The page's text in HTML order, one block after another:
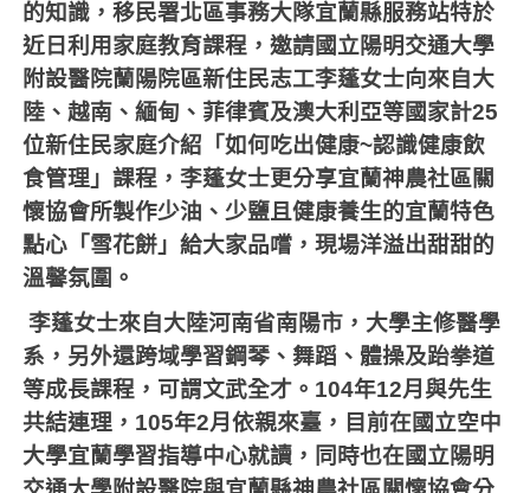
的知識，移民署北區事務大隊宜蘭縣服務站特於
近日利用家庭教育課程，邀請國立陽明交通大學
附設醫院蘭陽院區新住民志工李蓬女士向來自大
陸、越南、緬甸、菲律賓及澳大利亞等國家計25
位新住民家庭介紹「如何吃出健康~認識健康飲
食管理」課程，李蓬女士更分享宜蘭神農社區關
懷協會所製作少油、少鹽且健康養生的宜蘭特色
點心「雪花餅」給大家品嚐，現場洋溢出甜甜的
溫馨氛圍。
李蓬女士來自大陸河南省南陽市，大學主修醫學
系，另外還跨域學習鋼琴、舞蹈、體操及跆拳道
等成長課程，可謂文武全才。 104年12月與先生
共結連理， 105年2月依親來臺，目前在國立空中
大學宜蘭學習指導中心就讀，同時也在國立陽明